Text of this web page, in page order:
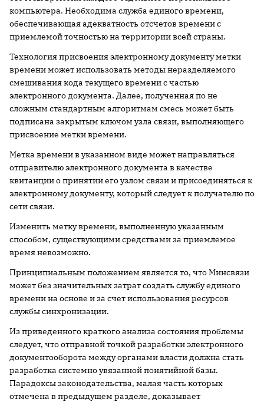
компьютера. Необходима служба единого времени,
обеспечивающая адекватность отсчетов времени с
приемлемой точностью на территории всей страны.
Технология присвоения электронному документу метки
времени может использовать методы неразделяемого
смешивания кода текущего времени с частью
электронного документа. Далее, полученная по не
сложным стандартным алгоритмам смесь может быть
подписана закрытым ключом узла связи, выполняющего
присвоение метки времени.
Метка времени в указанном виде может направляться
отправителю электронного документа в качестве
квитанции о принятии его узлом связи и присоединяться к
электронному документу, который следует к получателю по
сети связи.
Изменить метку времени, выполненную указанным
способом, существующими средствами за приемлемое
время невозможно.
Принципиальным положением является то, что Минсвязи
может без значительных затрат создать службу единого
времени на основе и за счет использования ресурсов
службы синхронизации.
Из приведенного краткого анализа состояния проблемы
следует, что отправной точкой разработки электронного
документооборота между органами власти должна стать
разработка системно увязанной понятийной базы.
Парадоксы законодательства, малая часть которых
отмечена в предыдущем разделе, доказывает